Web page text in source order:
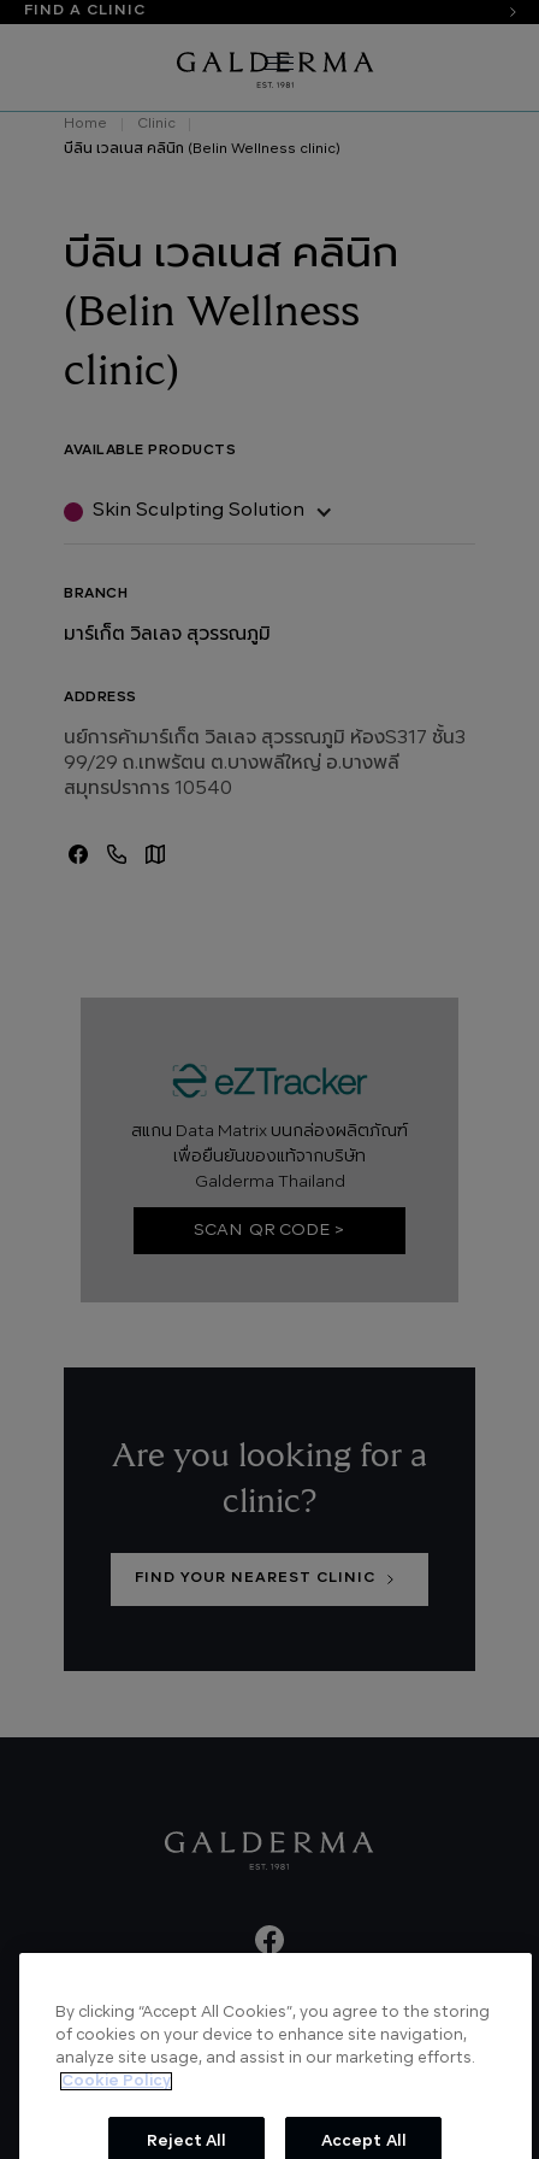
FIND A CLINIC
Home
Clinic
บีลิน เวลเนส คลินิก (Belin Wellness clinic)
บีลิน เวลเนส คลินิก
(Belin Wellness
clinic)
AVAILABLE PRODUCTS
Skin Sculpting Solution
BRANCH
มาร์เก็ต วิลเลจ สุวรรณภูมิ
ADDRESS
นย์การค้ามาร์เก็ต วิลเลจ สุวรรณภูมิ ห้องS317 ชั้น3
99/29 ถ.เทพรัตน ต.บางพลีใหญ่ อ.บางพลี
สมุทรปราการ 10540
สแกน Data Matrix บนกล่องผลิตภัณฑ์
เพื่อยืนยันของแท้จากบริษัท
Galderma Thailand
SCAN QR CODE >
Are you looking for a
clinic?
FIND YOUR NEAREST CLINIC
About us Articles News Videos
Verified Certificate Contact us
By clicking “Accept All Cookies”, you agree to the storing
of cookies on your device to enhance site navigation,
analyze site usage, and assist in our marketing efforts.
Cookie Policy
Reject All Accept All